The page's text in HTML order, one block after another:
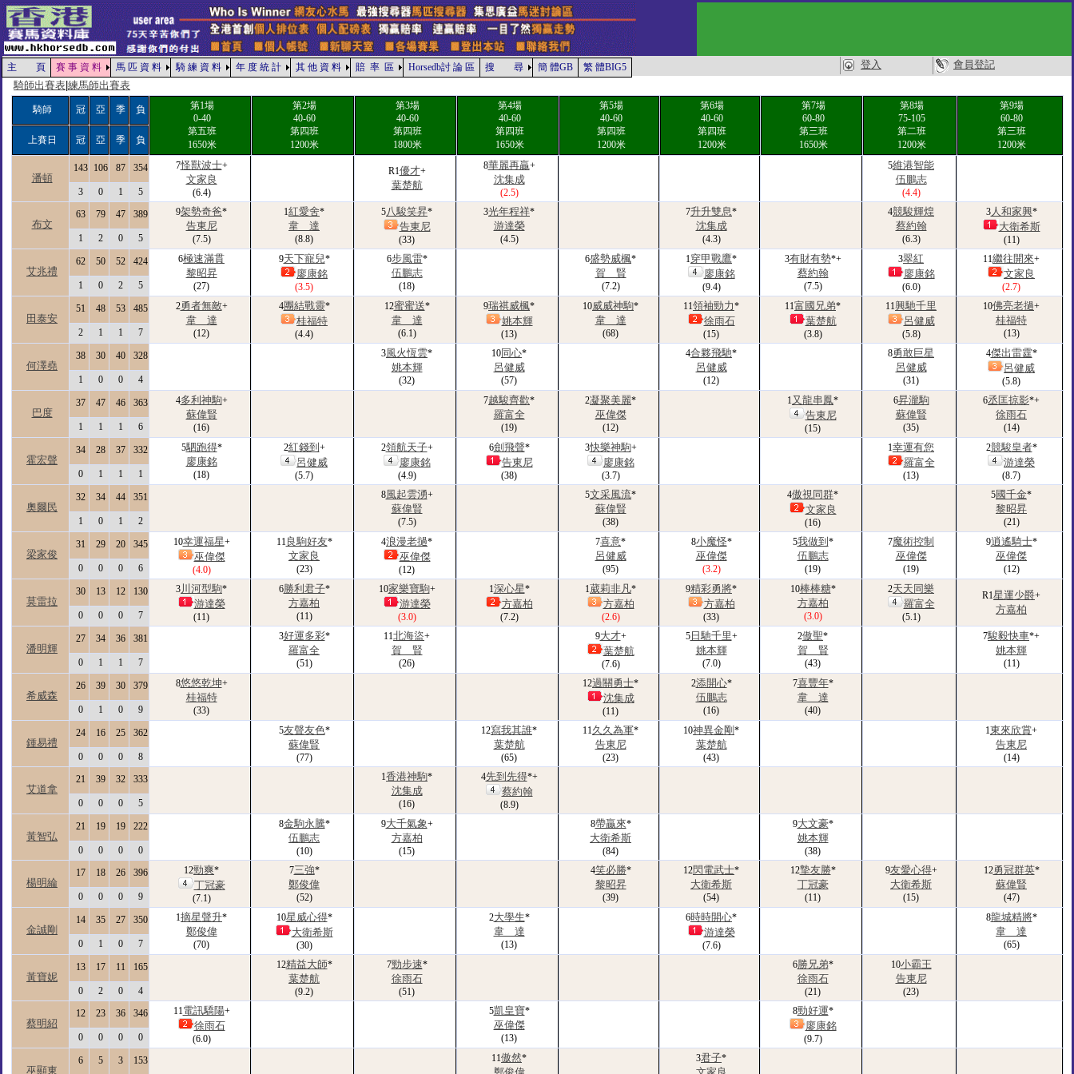
主 頁 賽 事 資 料 馬 匹 資 料 騎 練 資 料 年 度 統 計 其 他 資 料 賠 率 區 Horsedb討 論 區 搜 尋 簡 體GB 繁 體BIG5 登入
會員登記
騎師出賽表 練馬師出賽表
騎師 冠 亞 季 負
第1場
0-40
第五班
1650米
第2場
40-60
第四班
1200米
第3場
40-60
第四班
1800米
第4場
40-60
第四班
1650米
第5場
40-60
第四班
1200米
第6場
40-60
第四班
1200米
第7場
60-80
第三班
1650米
第8場
75-105
第二班
1200米
第9場
60-80
第三班
1200米
上賽日 冠 亞 季 負
潘頓
143 106 87 354 7怪獸波士+
文家良
(6.4)
R1優才+
葉楚航
8華麗再贏+
沈集成
(2.5)
5維港智能
伍鵬志
(4.4)
3 0 1 5
布文
63 79 47 389 9架勢奇爸*
告東尼
(7.5)
1紅愛舍*
韋 達
(8.8)
5八駿笑昇*
告東尼
(33)
3光年程祥*
游達榮
(4.5)
7升升雙息*
沈集成
(4.3)
4競駿輝煌
蔡約翰
(6.3)
3人和家興*
大衛希斯
(11)
1 2 0 5
艾兆禮
62 50 52 424 6極速滿貫
黎昭昇
(27)
9天下寵兒*
廖康銘
(3.5)
6步風雷*
伍鵬志
(18)
6盛勢威楓*
賀 賢
(7.2)
1穿甲戰鷹*
廖康銘
(9.4)
3有財有勢*+
蔡約翰
(7.5)
3翠紅
廖康銘
(6.0)
11繼往開來+
文家良
(2.7)
1 0 2 5
田泰安
51 48 53 485 2勇者無敵+
韋 達
(12)
4團結戰靈*
桂福特
(4.4)
12蜜蜜送*
韋 達
(6.1)
9瑞祺威楓*
姚本輝
(13)
10威威神駒*
韋 達
(68)
11領袖勁力*
徐雨石
(15)
11富國兄弟*
葉楚航
(3.8)
11興馳千里
呂健威
(5.8)
10佛亮老撾+
桂福特
(13)
2 1 1 7
何澤堯
38 30 40 328 3風火恆雲*
姚本輝
(32)
10同心*
呂健威
(57)
4合夥飛馳*
呂健威
(12)
8勇敢巨星
呂健威
(31)
4傑出雷霆*
呂健威
(5.8)
1 0 0 4
巴度
37 47 46 363 4多利神駒+
蘇偉賢
(16)
7越駿齊歡*
羅富全
(19)
2凝聚美麗*
巫偉傑
(12)
1又龍串鳳*
告東尼
(15)
6昇瀧駒
蘇偉賢
(35)
6丞匡掠影*+
徐雨石
(14)
1 1 1 6
霍宏聲
34 28 37 332 5駟跑得*
廖康銘
(18)
2紅錢到 +
呂健威
(5.7)
2領航天子+
廖康銘
(4.9)
6劍飛聲*
告東尼
(38)
3快樂神駒+
廖康銘
(3.7)
1幸運有您
羅富全
(13)
2競駿皇者*
游達榮
(8.7)
0 1 1 1
奧爾民
32 34 44 351 8風起雲湧+
蘇偉賢
(7.5)
5文采風流*
蘇偉賢
(38)
4傲視同群*
文家良
(16)
5國千金*
黎昭昇
(21)
1 0 1 2
梁家俊
31 29 20 345 10幸運福星+
巫偉傑
(4.0)
11良駒好友*
文家良
(23)
4浪漫老撾*
巫偉傑
(12)
7喜意*
呂健威
(95)
8小魔怪*
巫偉傑
(3.2)
5我做到 *
伍鵬志
(19)
7魔術控制
巫偉傑
(19)
9逍遙騎士*
巫偉傑
(12)
0 0 0 6
莫雷拉
30 13 12 130 3川河型駒*
游達榮
(11)
6勝利君子*
方嘉柏
(11)
10家樂寶駒+
游達榮
(3.0)
1深心星*
方嘉柏
(7.2)
1葳莉非凡*
方嘉柏
(2.6)
9精彩勇將*
方嘉柏
(33)
10棒棒糖*
方嘉柏
(3.0)
2天天同樂
羅富全
(5.1)
R1星運少爵+
方嘉柏
0 0 0 7
潘明輝
27 34 36 381 3好運多彩*
羅富全
(51)
11北海盜+
賀 賢
(26)
9大才+
葉楚航
(7.6)
5日馳千里+
姚本輝
(7.0)
2傲聖*
賀 賢
(43)
7駿毅快車*+
姚本輝
(11)
0 1 1 7
希威森
26 39 30 379 8悠悠乾坤+
桂福特
(33)
12過關勇士*
沈集成
(11)
2添開心*
伍鵬志
(16)
7喜豐年*
韋 達
(40)
0 1 0 9
鍾易禮
24 16 25 362 5友聲友色*
蘇偉賢
(77)
12寫我其誰*
葉楚航
(65)
11久久為軍*
告東尼
(23)
10神異金剛 *
葉楚航
(43)
1東來欣賞+
告東尼
(14)
0 0 0 8
艾道拿
21 39 32 333 1香港神駒*
沈集成
(16)
4先到先得*+
蔡約翰
(8.9)
0 0 0 5
黃智弘
21 19 19 222 8金駒永騰*
伍鵬志
(10)
9大千氣象+
方嘉柏
(15)
8帶贏來*
大衛希斯
(84)
9大文豪*
姚本輝
(38)
0 0 0 0
楊明綸
17 18 26 396 12勁爽*
丁冠豪
(7.1)
7三強*
鄭俊偉
(52)
4笑必勝*
黎昭昇
(39)
12閃電武士*
大衛希斯
(54)
12摯友勝*
丁冠豪
(11)
9友愛心得+
大衛希斯
(15)
12勇冠群英*
蘇偉賢
(47)
0 0 0 9
金誠剛
14 35 27 350 1摘星聲升*
鄭俊偉
(70)
10星威心得*
大衛希斯
(30)
2大學生*
韋 達
(13)
6時時開心*
游達榮
(7.6)
8龍城精將*
韋 達
(65)
0 1 0 7
黃寶妮
13 17 11 165 12精益大師*
葉楚航
(9.2)
7勁步速*
徐雨石
(51)
6勝兄弟*
徐雨石
(21)
10小霸王
告東尼
(23)
0 2 0 4
蔡明紹
12 23 36 346 11電訊驕陽+
徐雨石
(6.0)
5凱皇寶*
巫偉傑
(13)
8勁好運*
廖康銘
(9.7)
0 0 0 0
巫顯東
6 5 3 153 11傲然* 3君子*